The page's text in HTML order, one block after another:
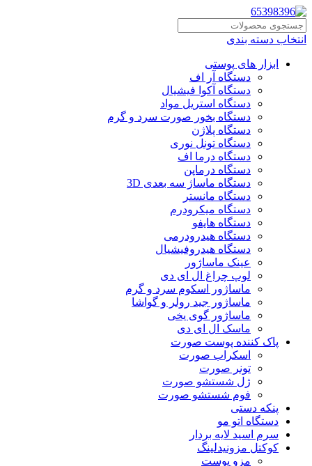
انتخاب دسته بندی
ابزار های پوستی
دستگاه آر اف
دستگاه آکوا فیشیال
دستگاه استریل مواد
دستگاه بخور صورت سرد و گرم
دستگاه پلاژن
دستگاه تونل نوری
دستگاه درما اف
دستگاه درماپن
دستگاه ماساژ سه بعدی 3D
دستگاه مانستر
دستگاه میکرودرم
دستگاه هایفو
دستگاه هیدرودرمی
دستگاه هیدروفیشیال
عینک ماساژور
لوپ چراغ ال ای دی
ماساژور اسکوم سرد و گرم
ماساژور جید رولر و گواشا
ماساژور گوی یخی
ماسک ال ای دی
پاک کننده پوست صورت
اسکراب صورت
تونر صورت
ژل شستشو صورت
فوم شستشو صورت
پنکه دستی
دستگاه اتو مو
سرم اسید لایه بردار
کوکتل مزونیدلینگ
مزو پوست